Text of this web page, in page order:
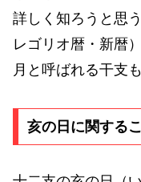
詳しく知ろうと思
レゴリオ暦・新暦
月と呼ばれる干支
亥の日に関する